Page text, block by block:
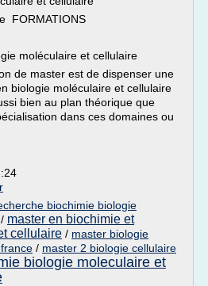
FORMATIONS
moléculaire et cellulaire
de master est de dispenser une
biologie moléculaire et cellulaire
bien au plan théorique que
dans ces domaines ou
biochimie biologie
/ master en biochimie et
cellulaire / master biologie
/ master 2 biologie cellulaire
biologie moleculaire et